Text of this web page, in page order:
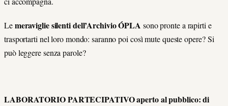
Lemeraviglie silenti dell’Archivio ÓPLA sono pronte a rapirti e
trasportarti nel loro mondo: saranno poi così mute queste opere? Si
può leggere senza parole?
LABORATORIO PARTECIPATIVO aperto al pubblico: di